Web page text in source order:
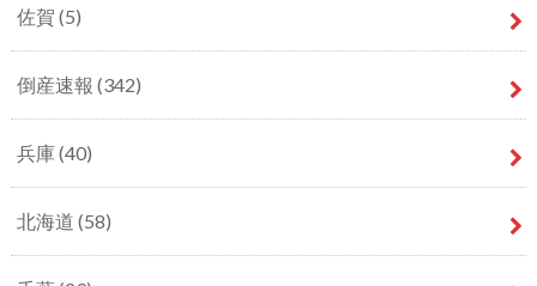
佐賀 (5)
倒産速報 (342)
兵庫(40)
北海道 (58)